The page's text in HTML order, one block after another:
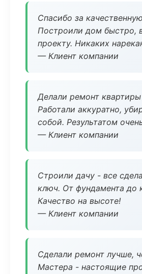
Спасибо за
Построили дом быстро,
проекту. Никаких
— Клиент компании
Делали ремонт
Работали аккуратно,
собой. Результатом
— Клиент компании
Строили дачу - все
ключ. От фундамента до
Качество на высоте!
— Клиент компании
Сделали ремонт лучше,
Мастера - настоящие